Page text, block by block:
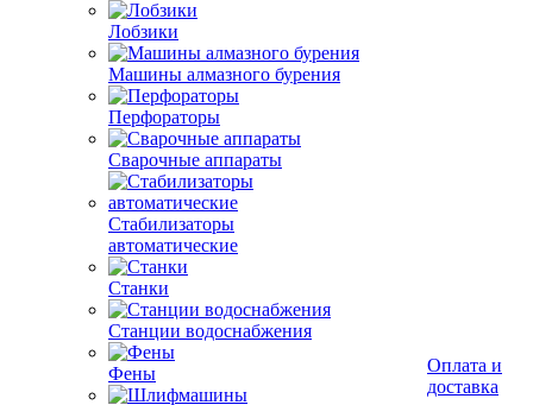
Лобзики
Машины алмазного бурения
Перфораторы
Сварочные аппараты
Стабилизаторы
автоматические
Станки
Станции водоснабжения
Фены
Оплата и
доставка